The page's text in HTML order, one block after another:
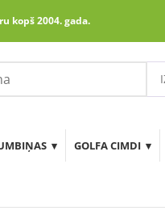
kopš 2004. gada.
GOLFA CIMDI